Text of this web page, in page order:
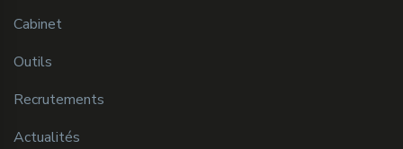
Cabinet
Outils
Recrutements
Actualités